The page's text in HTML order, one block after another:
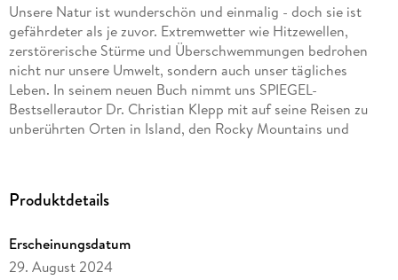
Unsere Natur ist wunderschön und einmalig - doch sie ist
gefährdeter als je zuvor. Extremwetter wie Hitzewellen,
zerstörerische Stürme und Überschwemmungen bedrohen
nicht nur unsere Umwelt, sondern auch unser tägliches
Leben. In seinem neuen Buch nimmt uns SPIEGEL-
Bestsellerautor Dr. Christian Klepp mit auf seine Reisen zu
unberührten Orten in Island, den Rocky Mountains und
Zukunft begreifen können. Er appelliert an unsere Werte wie
Angst und Frustration zu verfallen. Stattdessen können wir
gemeinsam für ein friedliches Miteinander eintreten und uns
Produktdetails
Erscheinungsdatum
29. August 2024